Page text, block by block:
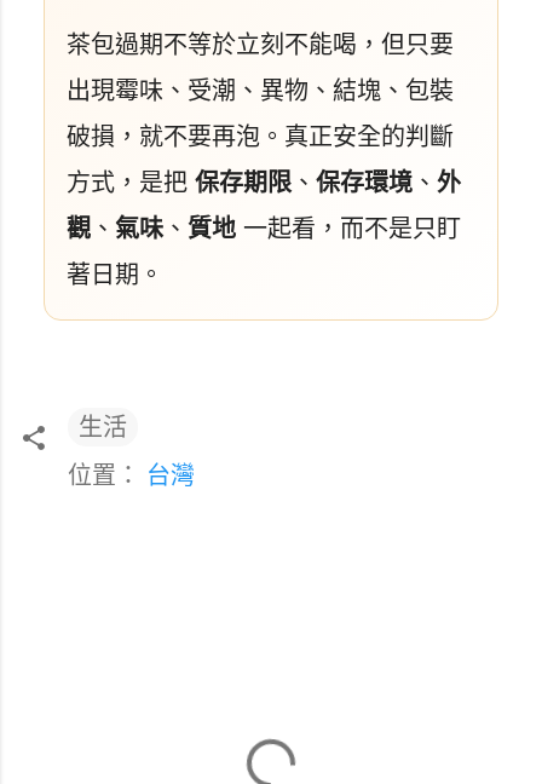
茶包過期不等於立刻不能喝，但只要
出現霉味、受潮、異物、結塊、包裝
破損，就不要再泡。真正安全的判斷
方式，是把 保存期限 、 保存環境 、 外
觀 、 氣味、 質地 一起看，而不是只盯
著日期。
生活
位置： 台灣